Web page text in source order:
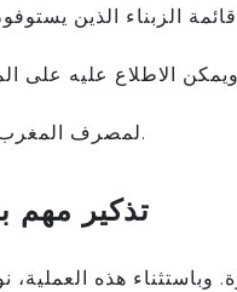
لمصرف.
تذكير مهم
هذه العملية،